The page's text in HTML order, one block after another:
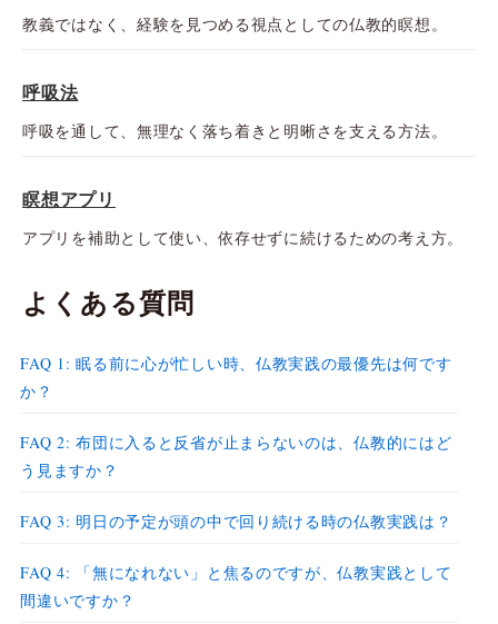
教義ではなく、経験を見つめる視点としての仏教的瞑想。
呼吸法
呼吸を通して、無理なく落ち着きと明晰さを支える方法。
瞑想アプリ
アプリを補助として使い、依存せずに続けるための考え方。
よくある質問
FAQ 1: 眠る前に心が忙しい時、仏教実践の最優先は何です
か？
FAQ 2: 布団に入ると反省が止まらないのは、仏教的にはど
う見ますか？
FAQ 3: 明日の予定が頭の中で回り続ける時の仏教実践は？
FAQ 4: 「無になれない」と焦るのですが、仏教実践として
間違いですか？